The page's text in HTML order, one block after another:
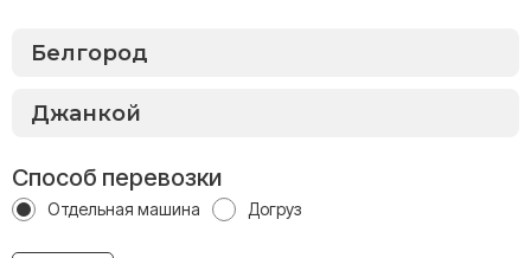
Способ перевозки
Отдельная машина Догруз